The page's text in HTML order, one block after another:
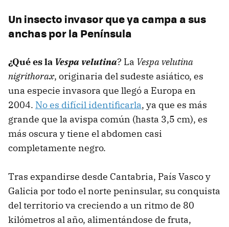
Un insecto invasor que ya campa a sus
anchas por la Península
¿Qué es la Vespa velutina? La Vespa velutina
nigrithorax, originaria del sudeste asiático, es
una especie invasora que llegó a Europa en
2004. No es difícil identificarla, ya que es más
grande que la avispa común (hasta 3,5 cm), es
más oscura y tiene el abdomen casi
completamente negro.
Tras expandirse desde Cantabria, País Vasco y
Galicia por todo el norte peninsular, su conquista
del territorio va creciendo a un ritmo de 80
kilómetros al año, alimentándose de fruta,